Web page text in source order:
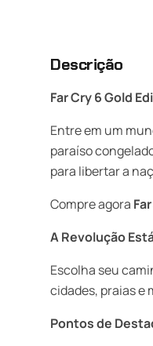
Descrição
Far Cry 6 Gold
Entre em um
paraíso
para libertar a
Compre agora
A Revolução
Escolha seu
cidades, praias e
Pontos de